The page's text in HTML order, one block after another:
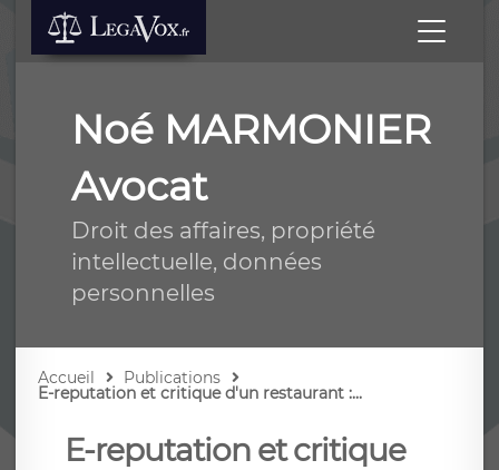
Noé MARMONIER
Avocat
Droit des affaires, propriété
intellectuelle, données
personnelles
Accueil Publications
E-reputation et critique d'un restaurant :...
E-reputation et critique